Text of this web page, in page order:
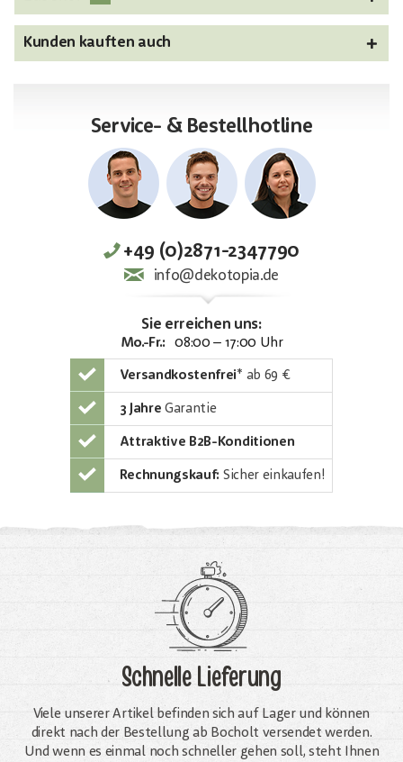
Kunden kauften auch
Service- & Bestellhotline
+49 (0)2871-2347790
info@dekotopia.de
Sie erreichen uns:
Mo.-Fr.: 08:00 – 17:00 Uhr
Versandkostenfrei* ab 69 €
3 Jahre Garantie
Attraktive B2B-Konditionen
Rechnungskauf: Sicher einkaufen!
Schnelle Lieferung
Viele unserer Artikel befinden sich auf Lager und können
direkt nach der Bestellung ab Bocholt versendet werden.
Und wenn es einmal noch schneller gehen soll, steht Ihnen